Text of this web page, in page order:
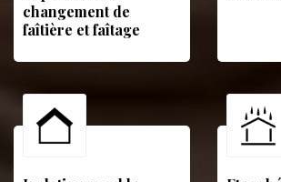
changement de
faîtière et faîtage